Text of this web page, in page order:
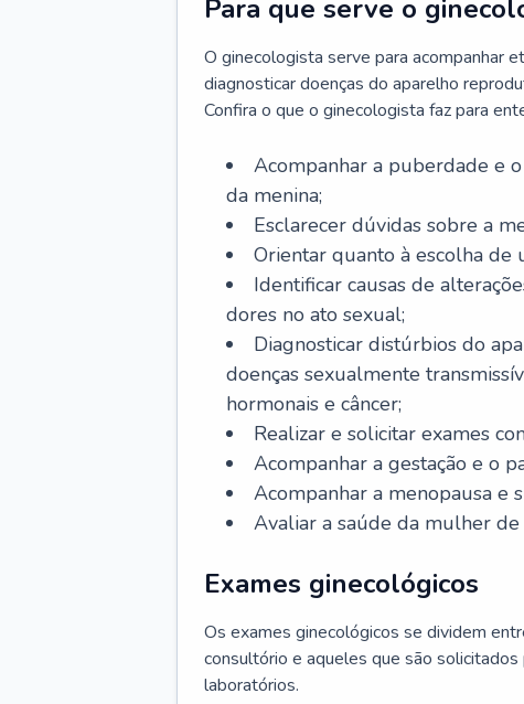
Para que serve o
O ginecologista serve para acompanhar
diagnosticar doenças do aparelho
Confira o que o ginecologista faz para
Acompanhar a puberdade e
da menina;
Esclarecer dúvidas sobre a
Orientar quanto à escolha de
Identificar causas de
dores no ato sexual;
Diagnosticar distúrbios do
doenças sexualmente
hormonais e câncer;
Realizar e solicitar exames
Acompanhar a gestação e o
Acompanhar a menopausa e
Avaliar a saúde da mulher
Exames ginecológicos
Os exames ginecológicos se dividem
consultório e aqueles que são
laboratórios.